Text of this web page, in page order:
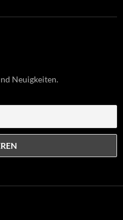
Neuigkeiten.